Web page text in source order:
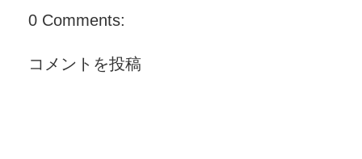
0 Comments:
コメントを投稿